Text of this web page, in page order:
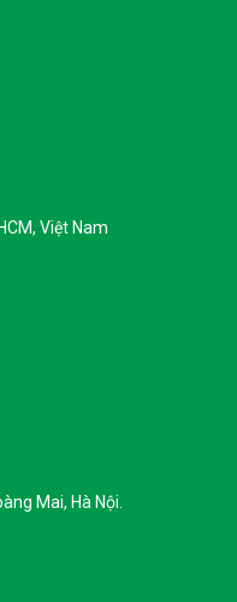
Việt Nam
Mai, Hà Nội.